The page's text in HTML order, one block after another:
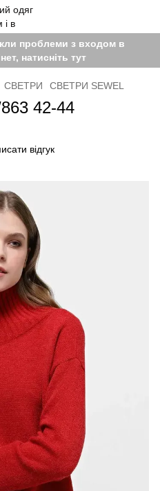
проблеми з входом в
натисніть тут
СВЕТРИ СВЕТРИ SEWEL
42-44
відгук